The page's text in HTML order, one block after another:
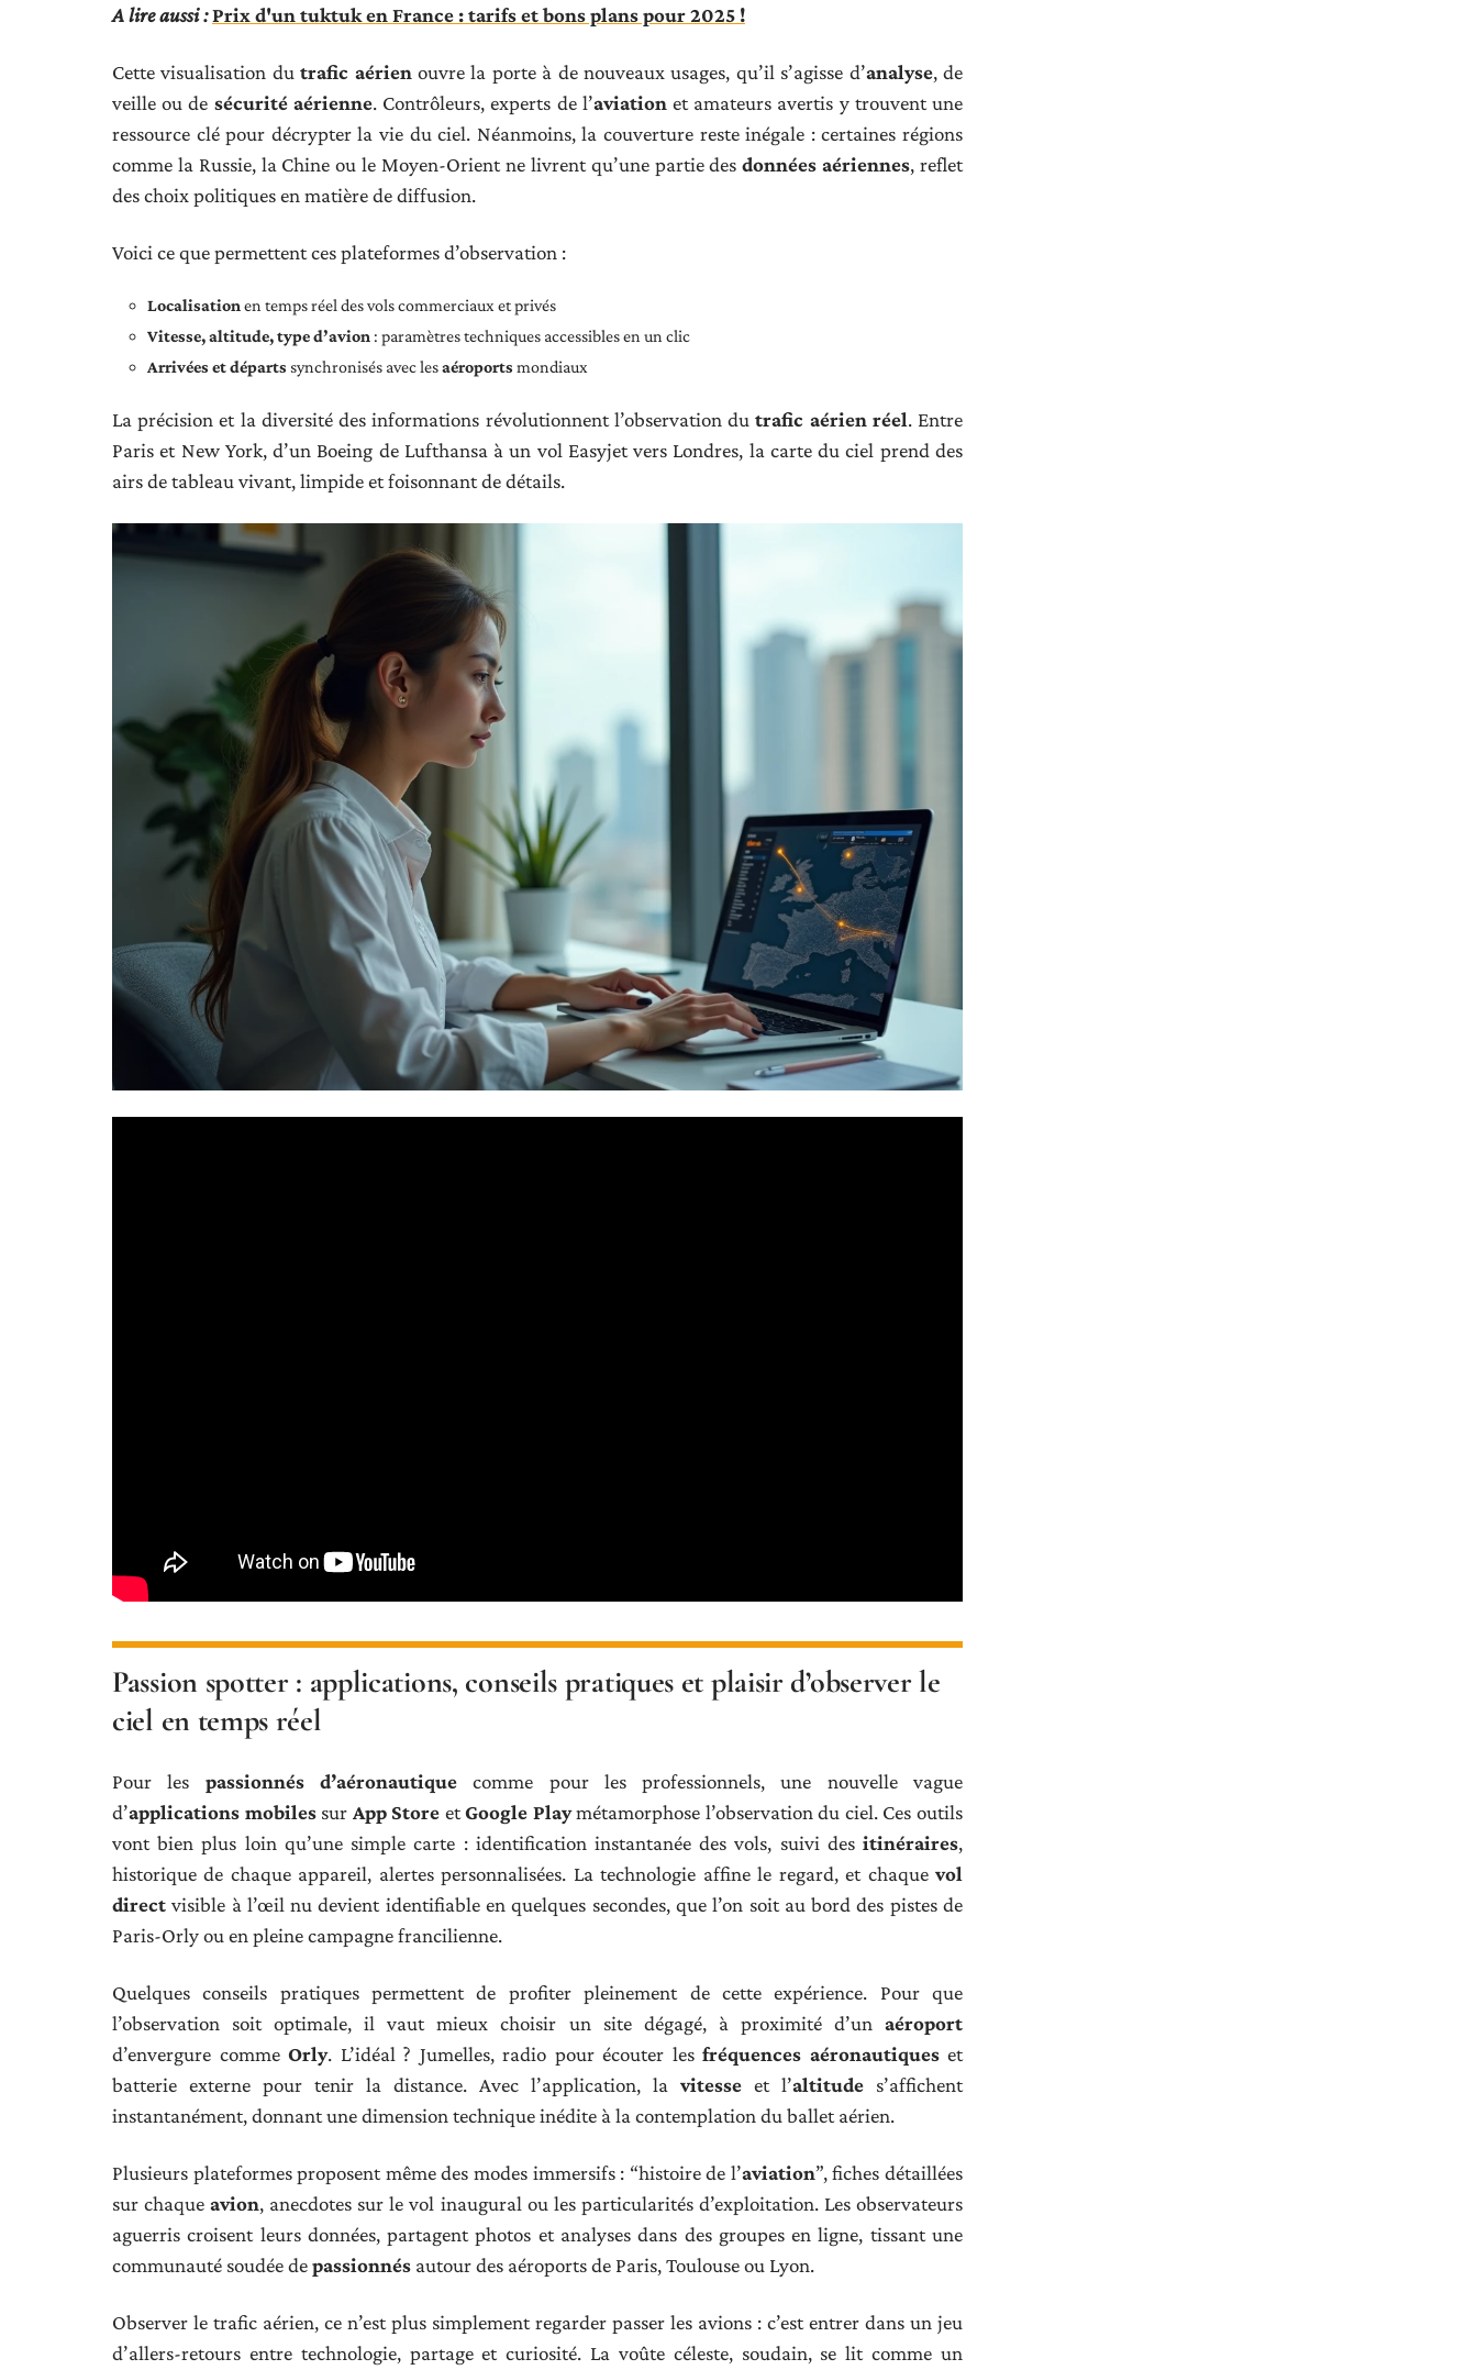
A lire aussi :Prix d'un tuktuk en France : tarifs et bons plans pour 2025 !
Cette visualisation dutrafic aérien ouvre la porte à de nouveaux usages, qu’il s’agisse d’analyse, de
veille ou de sécurité aérienne. Contrôleurs, experts de l’aviation et amateurs avertis y trouvent une
ressource clé pour décrypter la vie du ciel. Néanmoins, la couverture reste inégale : certaines régions
comme la Russie, la Chine ou le Moyen-Orient ne livrent qu’une partie desdonnées aériennes, reflet
des choix politiques en matière de diffusion.
Voici ce que permettent ces plateformes d’observation :
Localisation en temps réel des vols commerciaux et privés
Vitesse, altitude, type d’avion : paramètres techniques accessibles en un clic
Arrivées et départs synchronisés avec lesaéroports mondiaux
La précision et la diversité des informations révolutionnent l’observation dutrafic aérien réel. Entre
Paris et New York, d’un Boeing de Lufthansa à un vol Easyjet vers Londres, la carte du ciel prend des
airs de tableau vivant, limpide et foisonnant de détails.
Passion spotter : applications, conseils pratiques et plaisir d’observer le
ciel en temps réel
Pour les passionnés d’aéronautiquecomme pour les professionnels, une nouvelle vague
d’applications mobilessur App Store etGoogle Playmétamorphose l’observation du ciel. Ces outils
vont bien plus loin qu’une simple carte : identification instantanée des vols, suivi des itinéraires,
historique de chaque appareil, alertes personnalisées. La technologie affine le regard, et chaque vol
direct visible à l’œil nu devient identifiable en quelques secondes, que l’on soit au bord des pistes de
Paris-Orly ou en pleine campagne francilienne.
Quelques conseils pratiques permettent de profiter pleinement de cette expérience. Pour que
l’observation soit optimale, il vaut mieux choisir un site dégagé, à proximité d’un aéroport
d’envergure comme Orly. L’idéal ? Jumelles, radio pour écouter les fréquences aéronautiqueset
batterie externe pour tenir la distance. Avec l’application, la vitesse et l’altitude s’affichent
instantanément, donnant une dimension technique inédite à la contemplation du ballet aérien.
Plusieurs plateformes proposent même des modes immersifs : “histoire de l’aviation”, fiches détaillées
sur chaqueavion, anecdotes sur le vol inaugural ou les particularités d’exploitation. Les observateurs
aguerris croisent leurs données, partagent photos et analyses dans des groupes en ligne, tissant une
communauté soudée depassionnés autour des aéroports de Paris, Toulouse ou Lyon.
Observer le trafic aérien, ce n’est plus simplement regarder passer les avions : c’est entrer dans un jeu
d’allers-retours entre technologie, partage et curiosité. La voûte céleste, soudain, se lit comme un